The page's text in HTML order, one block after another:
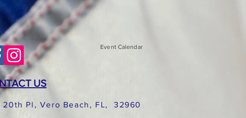
Event Calendar
US
20th Pl, Vero Beach, FL, 32960